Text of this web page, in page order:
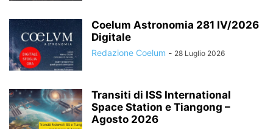
Coelum Astronomia 281 IV/2026
Digitale
Redazione Coelum - 28 Luglio 2026
Transiti di ISS International
Space Station e Tiangong –
Agosto 2026